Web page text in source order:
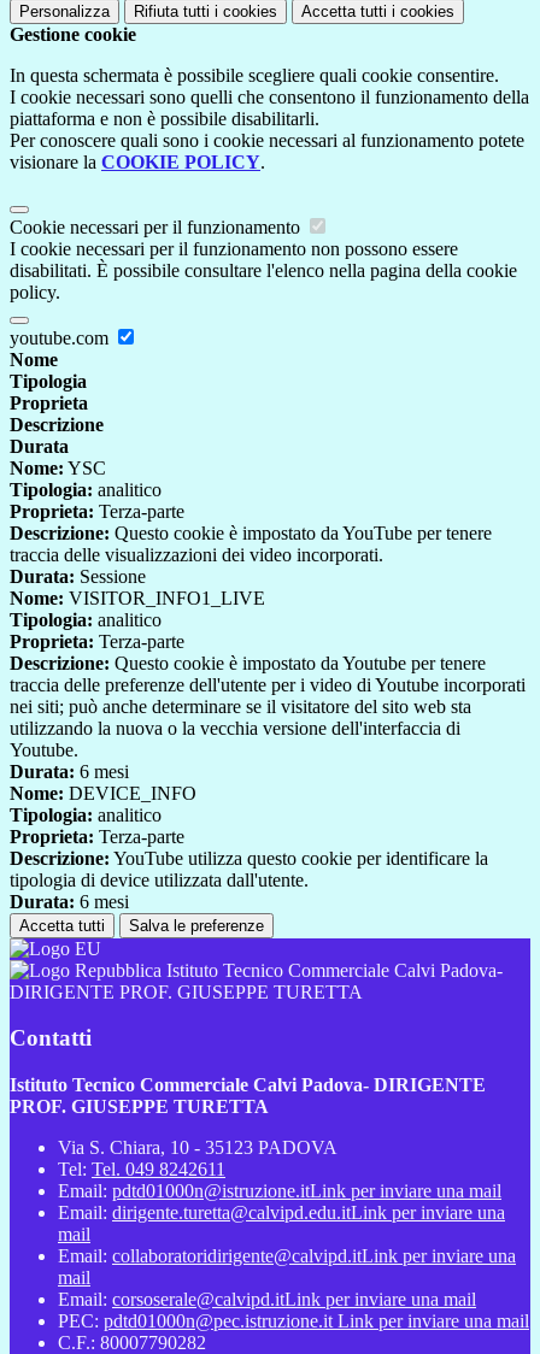
Personalizza Rifiuta tutti i cookies Accetta tutti i cookies
Gestione cookie
In questa schermata è possibile scegliere quali cookie consentire.
I cookie necessari sono quelli che consentono il funzionamento della
piattaforma e non è possibile disabilitarli.
Per conoscere quali sono i cookie necessari al funzionamento potete
visionare la COOKIE POLICY.
Cookie necessari per il funzionamento
I cookie necessari per il funzionamento non possono essere
disabilitati. È possibile consultare l'elenco nella pagina della cookie
policy.
youtube.com
Nome
Tipologia
Proprieta
Descrizione
Durata
Nome: YSC
Tipologia: analitico
Proprieta: Terza-parte
Descrizione: Questo cookie è impostato da YouTube per tenere
traccia delle visualizzazioni dei video incorporati.
Durata: Sessione
Nome: VISITOR_INFO1_LIVE
Tipologia: analitico
Proprieta: Terza-parte
Descrizione: Questo cookie è impostato da Youtube per tenere
traccia delle preferenze dell'utente per i video di Youtube incorporati
nei siti; può anche determinare se il visitatore del sito web sta
utilizzando la nuova o la vecchia versione dell'interfaccia di
Youtube.
Durata: 6 mesi
Nome: DEVICE_INFO
Tipologia: analitico
Proprieta: Terza-parte
Descrizione: YouTube utilizza questo cookie per identificare la
tipologia di device utilizzata dall'utente.
Durata: 6 mesi
Accetta tutti Salva le preferenze
Istituto Tecnico Commerciale Calvi Padova-
DIRIGENTE PROF. GIUSEPPE TURETTA
Contatti
Istituto Tecnico Commerciale Calvi Padova- DIRIGENTE
PROF. GIUSEPPE TURETTA
Via S. Chiara, 10 - 35123 PADOVA
Tel: Tel. 049 8242611
Email: pdtd01000n@istruzione.itLink per inviare una mail
Email: dirigente.turetta@calvipd.edu.itLink per inviare una
mail
Email: collaboratoridirigente@calvipd.itLink per inviare una
mail
Email: corsoserale@calvipd.itLink per inviare una mail
PEC: pdtd01000n@pec.istruzione.it Link per inviare una mail
C.F.: 80007790282